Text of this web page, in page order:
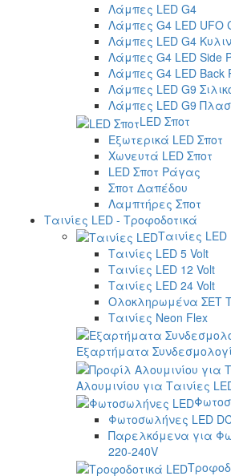
Λάμπες LED G4
Λάμπες G4 LED UFO
Λάμπες LED G4
Λάμπες G4 LED Side
Λάμπες G4 LED Back
Λάμπες LED G9
Λάμπες LED G9
LED Σποτ
Εξωτερικά LED Σποτ
Χωνευτά LED Σποτ
LED Σποτ Ράγας
Σποτ Δαπέδου
Λαμπτήρες Σποτ
Ταινίες LED - Τροφοδοτικά
Ταινίες LED
Ταινίες LED 5 Volt
Ταινίες LED 12 Volt
Ταινίες LED 24 Volt
Ολοκληρωμένα ΣΕΤ
Ταινίες Neon Flex
Εξαρτήματα
Αλουμινίου για Ταινίες
Φωτοσωλήνες LED
Παρελκόμενα για
220-240V